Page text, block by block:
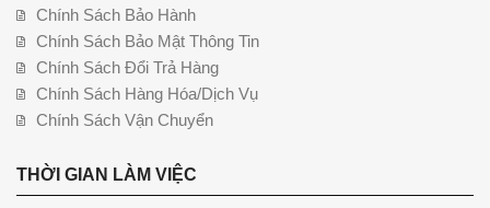
Chính Sách Bảo Hành
Chính Sách Bảo Mật Thông Tin
Chính Sách Đổi Trả Hàng
Chính Sách Hàng Hóa/Dịch Vụ
Chính Sách Vận Chuyển
THỜI GIAN LÀM VIỆC